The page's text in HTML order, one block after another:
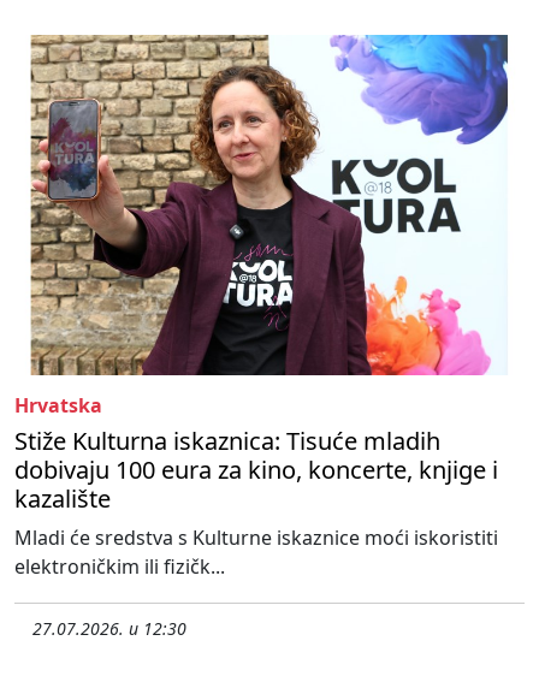
Hrvatska
Stiže Kulturna iskaznica: Tisuće mladih
dobivaju 100 eura za kino, koncerte, knjige i
kazalište
Mladi će sredstva s Kulturne iskaznice moći iskoristiti
elektroničkim ili fizičk...
27.07.2026. u 12:30